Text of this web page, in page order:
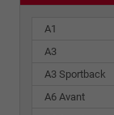
A1
A3
A3 Sportback
A6 Avant